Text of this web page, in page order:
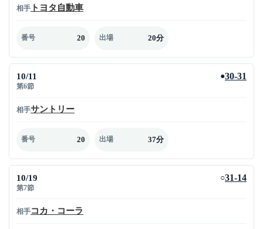
相手 トヨタ自動車
番号 20 出場 20分
10/11
第6節
●30-31
相手サントリー
番号 20 出場 37分
10/19
第7節
○31-14
相手コカ・コーラ